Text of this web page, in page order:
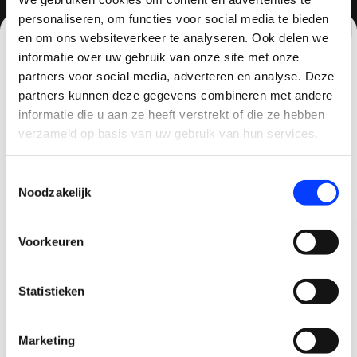
personaliseren, om functies voor social media te bieden
en om ons websiteverkeer te analyseren. Ook delen we
informatie over uw gebruik van onze site met onze
partners voor social media, adverteren en analyse. Deze
partners kunnen deze gegevens combineren met andere
informatie die u aan ze heeft verstrekt of die ze hebben
verzameld op basis van uw gebruik van hun services.
Noodzakelijk
Voorkeuren
Statistieken
Marketing
Contactgegevens
Haagsittarderweg 27
6132 SV
Sittard, Nederland
+31634786988
CLAIM KORTING OP JE EERSTE
BESTELLING!